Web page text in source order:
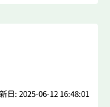
日: 2025-06-12 16:48:01